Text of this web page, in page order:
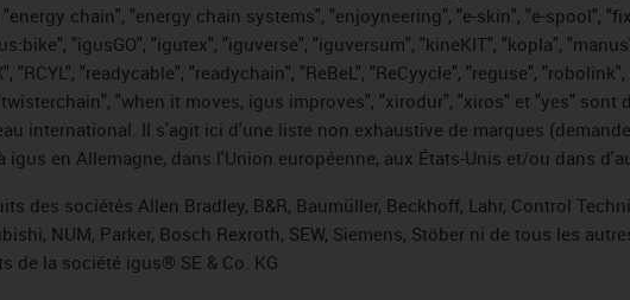
chain", "energy chain systems", "enjoyneering", "e-skin", "e-spool",
"igusGO", "igutex", "iguverse", "iguversum", "kineKIT", "kopla",
"readycable", "readychain", "ReBeL", "ReCyycle", "reguse",
"when it moves, igus improves", "xirodur", "xiros" et "yes" sont
international. Il s'agit ici d'une liste non exhaustive de marques
en Allemagne, dans l'Union européenne, aux États-Unis et/ou dans
des sociétés Allen Bradley, B&R, Baumüller, Beckhoff, Lahr, Control
NUM, Parker, Bosch Rexroth, SEW, Siemens, Stöber ni de tous les
de la société igus® SE & Co. KG